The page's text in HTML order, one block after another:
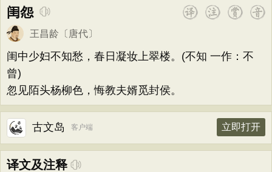
闺怨
王昌龄 〔唐代〕
闺中少妇不知愁，春日凝妆上翠楼。(不知 一作：不
曾)
忽见陌头杨柳色，悔教夫婿觅封侯。
古文岛 客户端 立即打开
译文及注释